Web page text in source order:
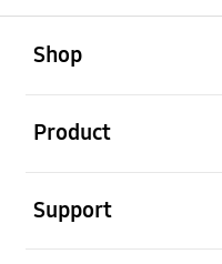
Shop
Product
Support